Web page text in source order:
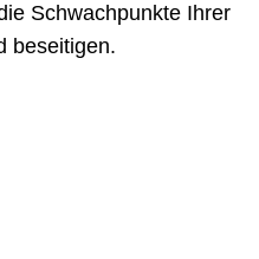
Schwachpunkte Ihrer
beseitigen.